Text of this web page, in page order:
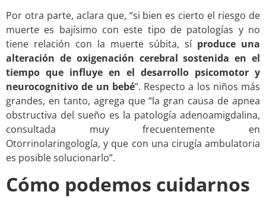
Por otra parte, aclara que, “si bien es cierto el riesgo de
muerte es bajísimo con este tipo de patologías y no
tiene relación con la muerte súbita, sí produce una
alteración de oxigenación cerebral sostenida en el
tiempo que influye en el desarrollo psicomotor y
neurocognitivo de un bebé”. Respecto a los niños más
grandes, en tanto, agrega que “la gran causa de apnea
obstructiva del sueño es la patología adenoamigdalina,
consultada muy frecuentemente en
Otorrinolaringología, y que con una cirugía ambulatoria
es posible solucionarlo”.
Cómo podemos cuidarnos